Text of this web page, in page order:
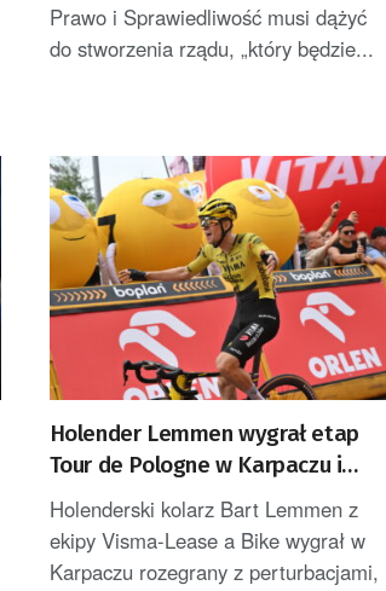
Prawo i Sprawiedliwość musi dążyć
do stworzenia rządu, „który będzie...
Holender Lemmen wygrał etap
Tour de Pologne w Karpaczu i
został liderem [AKTUALIZACJA]
Holenderski kolarz Bart Lemmen z
ekipy Visma-Lease a Bike wygrał w
Karpaczu rozegrany z perturbacjami,